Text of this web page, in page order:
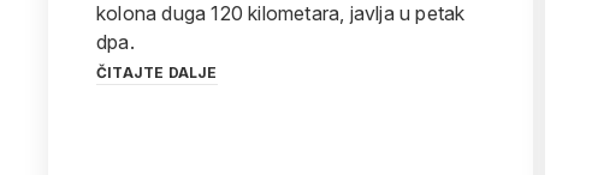
kolona duga 120 kilometara, javlja u petak
dpa.
ČITAJTE DALJE